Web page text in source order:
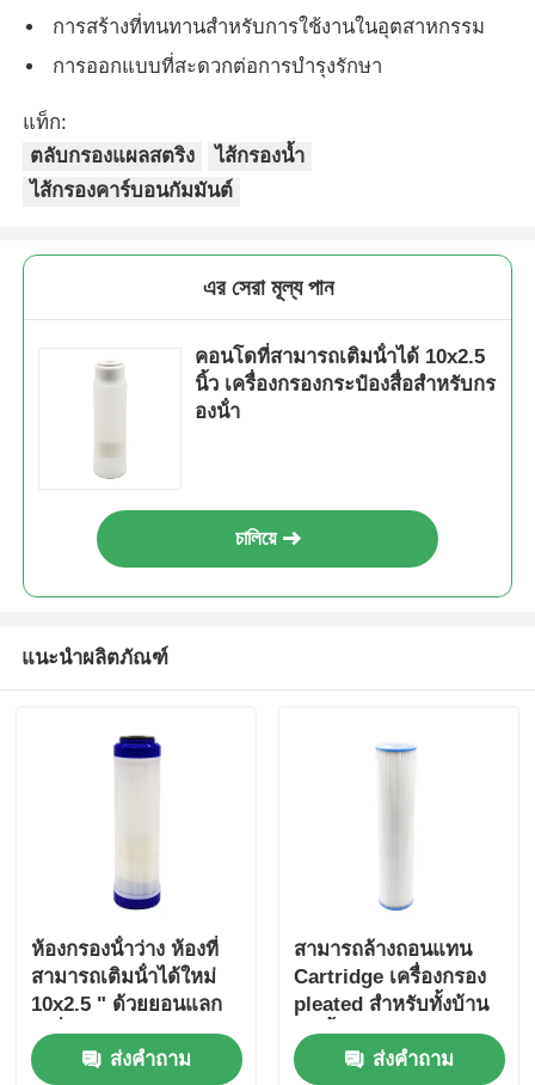
ข้อต่อเชื่อมต่อไส้กรองน้ำ
เมมเบรน RO อุตสาหกรรม
ที่อยู่อาศัยเมมเบรน RO
เรซินแลกเปลี่ยนไอออน
เกจวัดความดัน
การสร้างที่ทนทานสําหรับการใช้งานในอุตสาหกรรม
การออกแบบที่สะดวกต่อการบํารุงรักษา
แท็ก:
ตลับกรองแผลสตริง
ไส้กรองน้ำ
ไส้กรองคาร์บอนกัมมันต์
এর সেরা মূল্য পান
คอนโดที่สามารถเติมน้ําได้ 10x2.5
นิ้ว เครื่องกรองกระป๋องสื่อสําหรับกร
องน้ํา
চালিয়ে
แนะนำผลิตภัณฑ์
ห้องกรองน้ําว่าง ห้องที่
สามารถเติมน้ําได้ใหม่
10x2.5 " ด้วยยอนแลก
เปลี่ยนธาร
ส่งคำถาม
สามารถล้างถอนแทน
Cartridge เครื่องกรอง
pleated สําหรับทั้งบ้าน
20 นิ้ว บ้านสีฟ้าใหญ่
ส่งคำถาม